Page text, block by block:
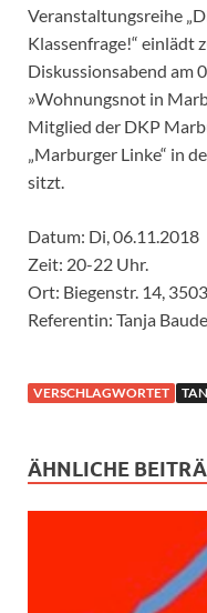
Veranstaltungsreihe
Klassenfrage!“ einlädt
Diskussionsabend am
»Wohnungsnot in
Mitglied der DKP
„Marburger Linke“ in
sitzt.
Datum: Di, 06.11.2018
Zeit: 20-22 Uhr.
Ort: Biegenstr. 14,
Referentin: Tanja
VERSCHLAGWORTET
ÄHNLICHE